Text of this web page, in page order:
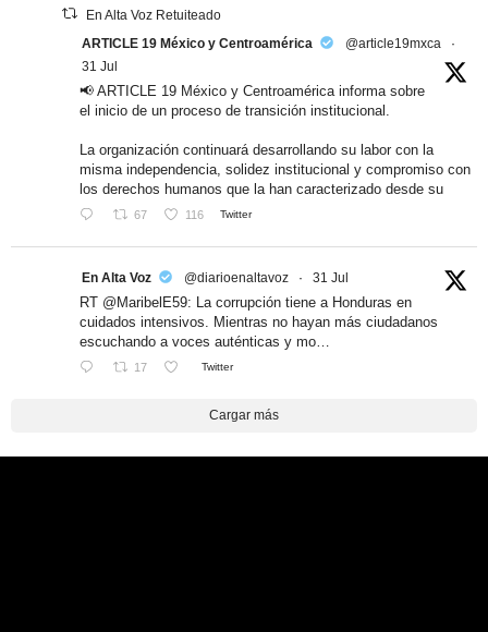
En Alta Voz Retuiteado
ARTICLE 19 México y Centroamérica
@article19mxca
·
31 Jul
📢 ARTICLE 19 México y Centroamérica informa sobre
el inicio de un proceso de transición institucional.
La organización continuará desarrollando su labor con la
misma independencia, solidez institucional y compromiso con
los derechos humanos que la han caracterizado desde su
67 116 Twitter
En Alta Voz @diarioenaltavoz · 31 Jul
RT @MaribelE59: La corrupción tiene a Honduras en
cuidados intensivos. Mientras no hayan más ciudadanos
escuchando a voces auténticas y mo…
17 Twitter
Cargar más